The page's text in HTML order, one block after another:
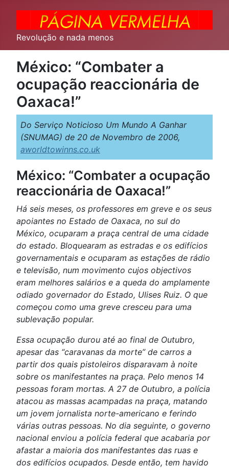
Revolução e nada menos
México: “Combater a
ocupação reaccionária de
Oaxaca!”
Do Serviço Noticioso Um Mundo A Ganhar
(SNUMAG) de 20 de Novembro de 2006,
aworldtowinns.co.uk
México: “Combater a ocupação
reaccionária de Oaxaca!”
Há seis meses, os professores em greve e os seus
apoiantes no Estado de Oaxaca, no sul do
México, ocuparam a praça central de uma cidade
do estado. Bloquearam as estradas e os edifícios
governamentais e ocuparam as estações de rádio
e televisão, num movimento cujos objectivos
eram melhores salários e a queda do amplamente
odiado governador do Estado, Ulises Ruiz. O que
começou como uma greve cresceu para uma
sublevação popular.
Essa ocupação durou até ao final de Outubro,
apesar das “caravanas da morte” de carros a
partir dos quais pistoleiros disparavam à noite
sobre os manifestantes na praça. Pelo menos 14
pessoas foram mortas. A 27 de Outubro, a polícia
atacou as massas acampadas na praça, matando
um jovem jornalista norte-americano e ferindo
várias outras pessoas. No dia seguinte, o governo
nacional enviou a polícia federal que acabaria por
afastar a maioria dos manifestantes das ruas e
dos edifícios ocupados. Desde então, tem havido